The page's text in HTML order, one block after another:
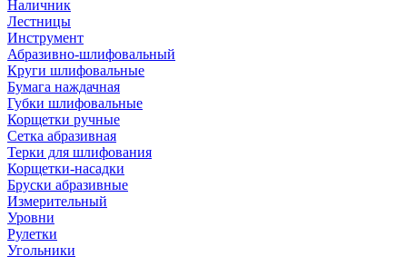
Наличник
Лестницы
Инструмент
Абразивно-шлифовальный
Круги шлифовальные
Бумага наждачная
Губки шлифовальные
Корщетки ручные
Сетка абразивная
Терки для шлифования
Корщетки-насадки
Бруски абразивные
Измерительный
Уровни
Рулетки
Угольники